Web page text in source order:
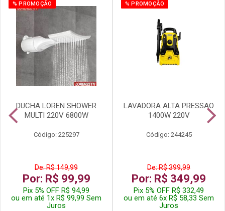
% PROMOÇÃO
DUCHA LOREN SHOWER
MULTI 220V 6800W
Código: 225297
De: R$ 149,99
Por: R$ 99,99
Pix 5% OFF R$ 94,99
ou em até 1x R$ 99,99 Sem
Juros
% PROMOÇÃO
LAVADORA ALTA PRESSAO
1400W 220V
Código: 244245
De: R$ 399,99
Por: R$ 349,99
Pix 5% OFF R$ 332,49
ou em até 6x R$ 58,33 Sem
Juros